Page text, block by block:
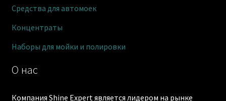
О нас
Компания Shine Expert является лидером на рынке
Средства для автомоек
Концентраты
Наборы для мойки и полировки